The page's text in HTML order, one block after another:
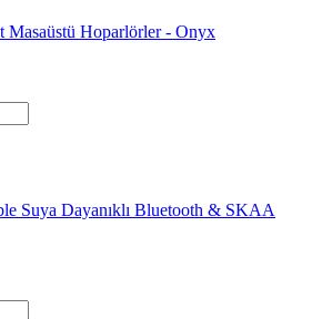
Hoparlörler - Onyx
Suya Dayanıklı Bluetooth & SKAA